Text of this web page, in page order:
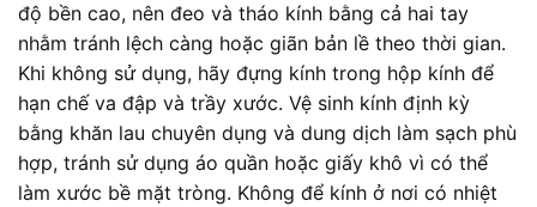
độ bền cao, nên đeo và tháo kính bằng cả hai tay
nhằm tránh lệch càng hoặc giãn bản lề theo thời gian.
Khi không sử dụng, hãy đựng kính trong hộp kính để
hạn chế va đập và trầy xước. Vệ sinh kính định kỳ
bằng khăn lau chuyên dụng và dung dịch làm sạch phù
hợp, tránh sử dụng áo quần hoặc giấy khô vì có thể
làm xước bề mặt tròng. Không để kính ở nơi có nhiệt